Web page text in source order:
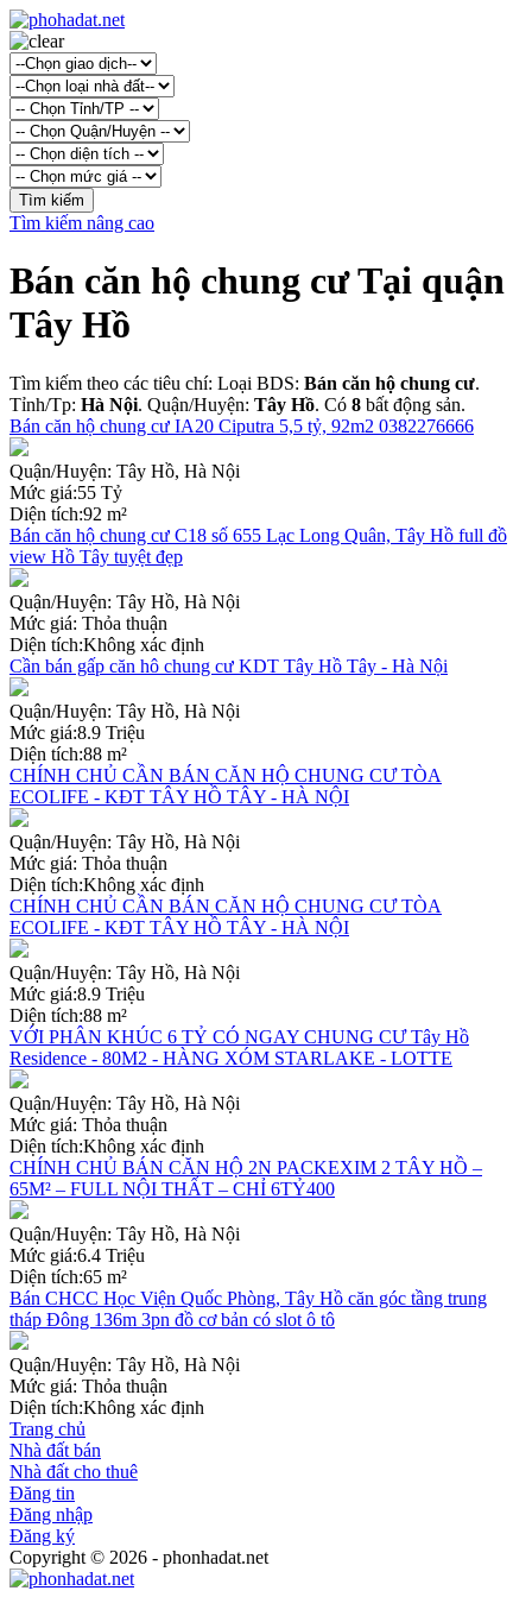
Tìm kiếm nâng cao
Bán căn hộ chung cư Tại quận
Tây Hồ
Tìm kiếm theo các tiêu chí: Loại BDS: Bán căn hộ chung cư.
Tỉnh/Tp: Hà Nội. Quận/Huyện: Tây Hồ. Có 8 bất động sản.
Bán căn hộ chung cư IA20 Ciputra 5,5 tỷ, 92m2 0382276666
Quận/Huyện: Tây Hồ, Hà Nội
Mức giá:55 Tỷ
Diện tích:92 m²
Bán căn hộ chung cư C18 số 655 Lạc Long Quân, Tây Hồ full đồ
view Hồ Tây tuyệt đẹp
Quận/Huyện: Tây Hồ, Hà Nội
Mức giá: Thỏa thuận
Diện tích:Không xác định
Cần bán gấp căn hô chung cư KDT Tây Hồ Tây - Hà Nội
Quận/Huyện: Tây Hồ, Hà Nội
Mức giá:8.9 Triệu
Diện tích:88 m²
CHÍNH CHỦ CẦN BÁN CĂN HỘ CHUNG CƯ TÒA
ECOLIFE - KĐT TÂY HỒ TÂY - HÀ NỘI
Quận/Huyện: Tây Hồ, Hà Nội
Mức giá: Thỏa thuận
Diện tích:Không xác định
CHÍNH CHỦ CẦN BÁN CĂN HỘ CHUNG CƯ TÒA
ECOLIFE - KĐT TÂY HỒ TÂY - HÀ NỘI
Quận/Huyện: Tây Hồ, Hà Nội
Mức giá:8.9 Triệu
Diện tích:88 m²
VỚI PHÂN KHÚC 6 TỶ CÓ NGAY CHUNG CƯ Tây Hồ
Residence - 80M2 - HÀNG XÓM STARLAKE - LOTTE
Quận/Huyện: Tây Hồ, Hà Nội
Mức giá: Thỏa thuận
Diện tích:Không xác định
CHÍNH CHỦ BÁN CĂN HỘ 2N PACKEXIM 2 TÂY HỒ –
65M² – FULL NỘI THẤT – CHỈ 6TỶ400
Quận/Huyện: Tây Hồ, Hà Nội
Mức giá:6.4 Triệu
Diện tích:65 m²
Bán CHCC Học Viện Quốc Phòng, Tây Hồ căn góc tầng trung
tháp Đông 136m 3pn đồ cơ bản có slot ô tô
Quận/Huyện: Tây Hồ, Hà Nội
Mức giá: Thỏa thuận
Diện tích:Không xác định
Trang chủ
Nhà đất bán
Nhà đất cho thuê
Đăng tin
Đăng nhập
Đăng ký
Copyright © 2026 - phonhadat.net